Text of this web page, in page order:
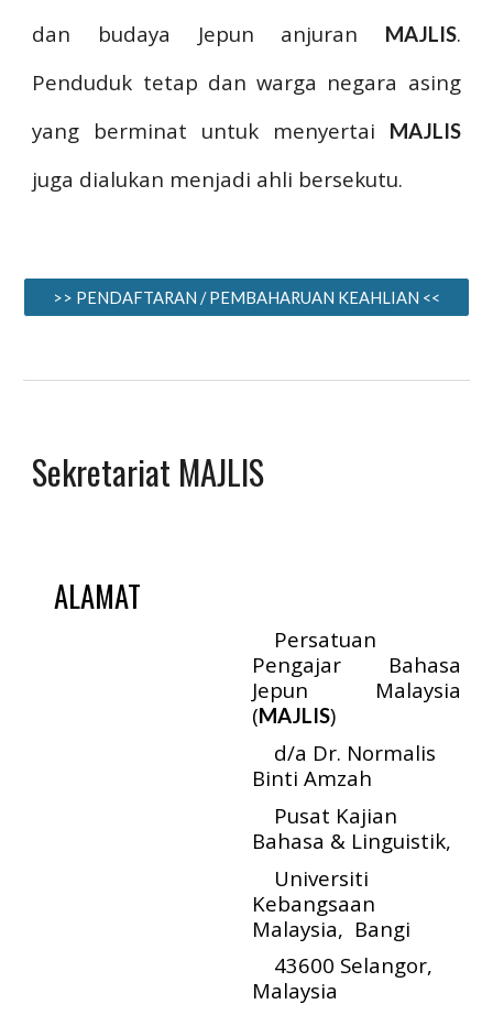
dan budaya Jepun anjuran
MAJLIS.
Penduduk tetap dan warga negara asing
yang berminat untuk menyertai
MAJLIS
juga dialukan menjadi ahli bersekutu.
>> PENDAFTARAN / PEMBAHARUAN KEAHLIAN <<
Sekretariat MAJLIS
ALAMAT
Persatuan
Pengajar Bahasa
Jepun Malaysia
(MAJLIS)
d/a Dr. Normalis
Binti Amzah
Pusat Kajian
Bahasa & Linguistik,
Universiti
Kebangsaan
Malaysia, Bangi
43600 Selangor,
Malaysia